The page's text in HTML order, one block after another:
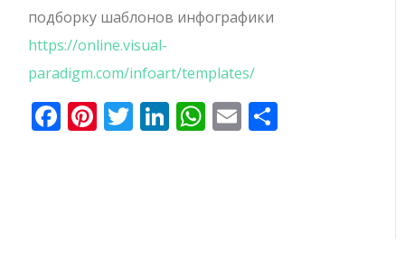
подборку шаблонов инфографики
https://online.visual-
paradigm.com/infoart/templates/
Facebook
Pinterest
Twitter
LinkedIn
WhatsApp
Email